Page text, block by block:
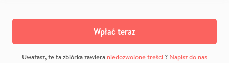
Wpłać teraz
Uważasz, że ta zbiórka zawiera niedozwolone treści? Napisz do nas